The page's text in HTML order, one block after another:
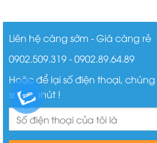
Liên hệ càng sớm - Giá càng rẻ
0902.509.319 - 0902.89.64.89
Hoặc để lại số điện thoại,
sau ít phút !